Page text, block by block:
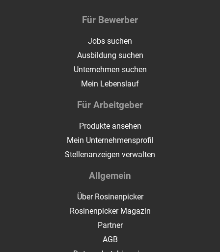
Für Bewerber
Jobs suchen
Ausbildung suchen
Unternehmen suchen
Mein Lebenslauf
Für Arbeitgeber
Produkte ansehen
Mein Unternehmensprofil
Stellenanzeigen verwalten
Allgemein
Über Rosinenpicker
Rosinenpicker Magazin
Partner
AGB